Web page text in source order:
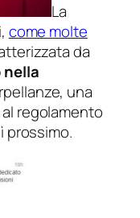
La
come molte
da
nella
una
regolamento
prossimo.